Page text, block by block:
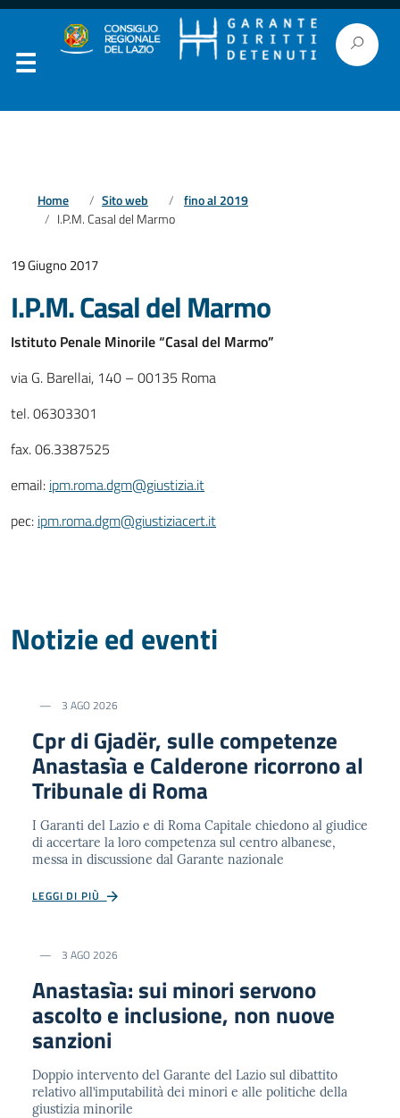
Home Sito web
fino al 2019
I.P.M. Casal del Marmo
19 Giugno 2017
I.P.M. Casal del Marmo
Istituto Penale Minorile “Casal del Marmo”
via G. Barellai, 140 – 00135 Roma
tel. 06303301
fax. 06.3387525
email: ipm.roma.dgm@giustizia.it
pec: ipm.roma.dgm@giustiziacert.it
Notizie ed eventi
3 AGO 2026
Cpr di Gjadër, sulle competenze
Anastasìa e Calderone ricorrono al
Tribunale di Roma
I Garanti del Lazio e di Roma Capitale chiedono al giudice
di accertare la loro competenza sul centro albanese,
messa in discussione dal Garante nazionale
LEGGI DI PIÙ
3 AGO 2026
Anastasìa: sui minori servono
ascolto e inclusione, non nuove
sanzioni
Doppio intervento del Garante del Lazio sul dibattito
relativo all’imputabilità dei minori e alle politiche della
giustizia minorile